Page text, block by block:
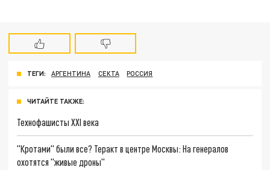
ТЕГИ: АРГЕНТИНА СЕКТА РОССИЯ
ЧИТАЙТЕ ТАКЖЕ:
Технофашисты XXI века
"Кротами" были все? Теракт в центре Москвы: На генералов
охотятся "живые дроны"